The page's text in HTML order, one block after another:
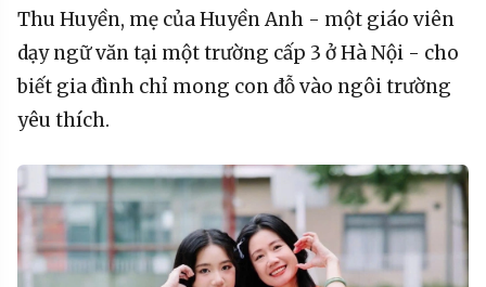
Thu Huyền, mẹ của Huyền Anh - một giáo viên
dạy ngữ văn tại một trường cấp 3 ở Hà Nội - cho
biết gia đình chỉ mong con đỗ vào ngôi trường
yêu thích.